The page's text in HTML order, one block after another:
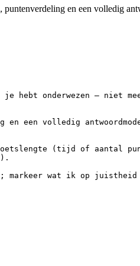
en een volledig
onderwezen — niet
en een volledig
(tijd of aantal
markeer wat ik op